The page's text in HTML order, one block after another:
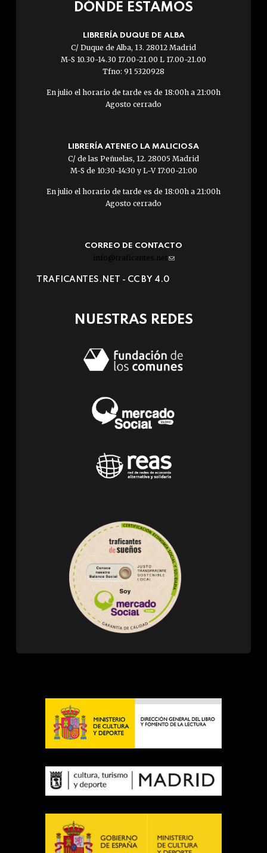
DÓNDE ESTAMOS
LIBRERÍA DUQUE DE ALBA
C/ Duque de Alba, 13. 28012 Madrid
M-S 10.30-14.30 17.00-21.00 L 17.00-21.00
Tfno: 91 5320928
En julio el horario de tarde es de 18:00h a 21:00h
Agosto cerrado
LIBRERÍA ATENEO LA MALICIOSA
C/ de las Peñuelas, 12. 28005 Madrid
M-S de 10:30-14:30 y L-V 17:00-21:00
En julio el horario de tarde es de 18:00h a 21:00h
Agosto cerrado
CORREO DE CONTACTO
info@traficantes.net (link
e-
TRAFICANTES.NET - CC BY 4.0
NUESTRAS REDES